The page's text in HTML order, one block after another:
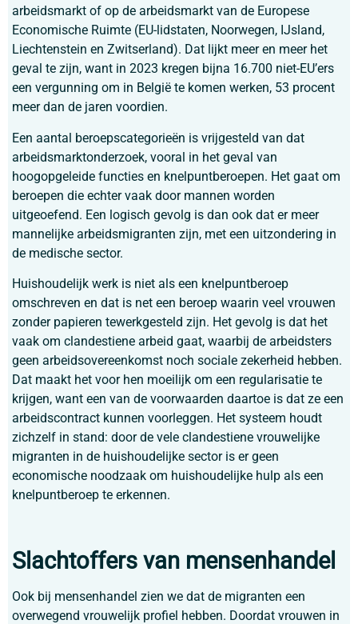
arbeidsmarkt of op de arbeidsmarkt van de Europese
Economische Ruimte (EU-lidstaten, Noorwegen, IJsland,
Liechtenstein en Zwitserland). Dat lijkt meer en meer het
geval te zijn, want in 2023 kregen bijna 16.700 niet-EU’ers
een vergunning om in België te komen werken, 53 procent
meer dan de jaren voordien.
Een aantal beroepscategorieën is vrijgesteld van dat
arbeidsmarktonderzoek, vooral in het geval van
hoogopgeleide functies en knelpuntberoepen. Het gaat om
beroepen die echter vaak door mannen worden
uitgeoefend. Een logisch gevolg is dan ook dat er meer
mannelijke arbeidsmigranten zijn, met een uitzondering in
de medische sector.
Huishoudelijk werk is niet als een knelpuntberoep
omschreven en dat is net een beroep waarin veel vrouwen
zonder papieren tewerkgesteld zijn. Het gevolg is dat het
vaak om clandestiene arbeid gaat, waarbij de arbeidsters
geen arbeidsovereenkomst noch sociale zekerheid hebben.
Dat maakt het voor hen moeilijk om een regularisatie te
krijgen, want een van de voorwaarden daartoe is dat ze een
arbeidscontract kunnen voorleggen. Het systeem houdt
zichzelf in stand: door de vele clandestiene vrouwelijke
migranten in de huishoudelijke sector is er geen
economische noodzaak om huishoudelijke hulp als een
knelpuntberoep te erkennen.
Slachtoffers van mensenhandel
Ook bij mensenhandel zien we dat de migranten een
overwegend vrouwelijk profiel hebben. Doordat vrouwen in